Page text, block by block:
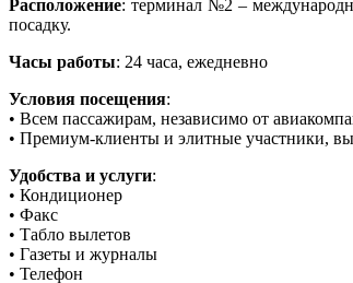
Расположение: терминал №2 –
посадку.
Часы работы: 24 часа, ежедневно
Условия посещения:
• Всем пассажирам, независимо от
• Премиум-клиенты и элитные участники,
Удобства и услуги:
• Кондиционер
• Факс
• Табло вылетов
• Газеты и журналы
• Телефон